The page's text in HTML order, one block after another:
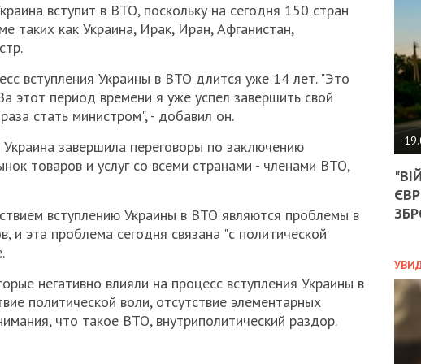
вступит в ВТО, поскольку на сегодня 150 стран
таких как Украина, Ирак, Иран, Афганистан,
вступления Украины в ВТО длится уже 14 лет. "Это
этот период времени я уже успел завершить свой
стать министром", - добавил он.
завершила переговоры по заключению
товаров и услуг со всеми странами - членами ВТО,
вступлению Украины в ВТО являются проблемы в
и эта проблема сегодня связана "с политической
негативно влияли на процесс вступления Украины в
политической воли, отсутствие элементарных
что такое ВТО, внутриполитический раздор.
НА